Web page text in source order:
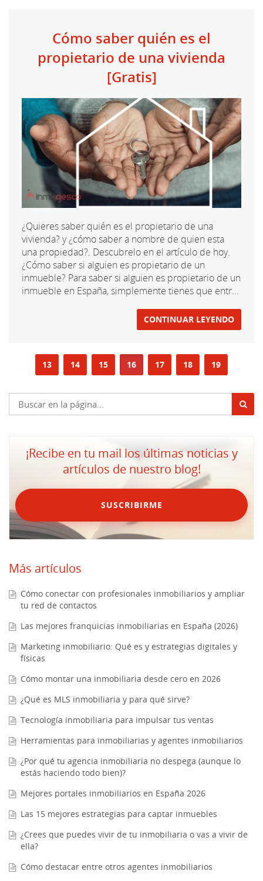
Cómo saber quién es el
propietario de una vivienda
[Gratis]
¿Quieres saber quién es el propietario de una
vivienda? y ¿cómo saber a nombre de quien esta
una propiedad?. Descubrelo en el artículo de hoy.
¿Cómo saber si alguien es propietario de un
inmueble? Para saber si alguien es propietario de un
inmueble en España, simplemente tienes que entr...
CONTINUAR LEYENDO
13 14 15 16 17 18 19
¡Recibe en tu mail los últimas noticias y
artículos de nuestro blog!
SUSCRIBIRME
Más artículos
Cómo conectar con profesionales inmobiliarios y ampliar
tu red de contactos
Las mejores franquicias inmobiliarias en España (2026)
Marketing inmobiliario: Qué es y estrategias digitales y
físicas
Cómo montar una inmobiliaria desde cero en 2026
¿Qué es MLS inmobiliaria y para qué sirve?
Tecnología inmobiliaria para impulsar tus ventas
Herramientas para inmobiliarias y agentes inmobiliarios
¿Por qué tu agencia inmobiliaria no despega (aunque lo
estás haciendo todo bien)?
Mejores portales inmobiliarios en España 2026
Las 15 mejores estrategias para captar inmuebles
¿Crees que puedes vivir de tu inmobiliaria o vas a vivir de
ella?
Cómo destacar entre otros agentes inmobiliarios